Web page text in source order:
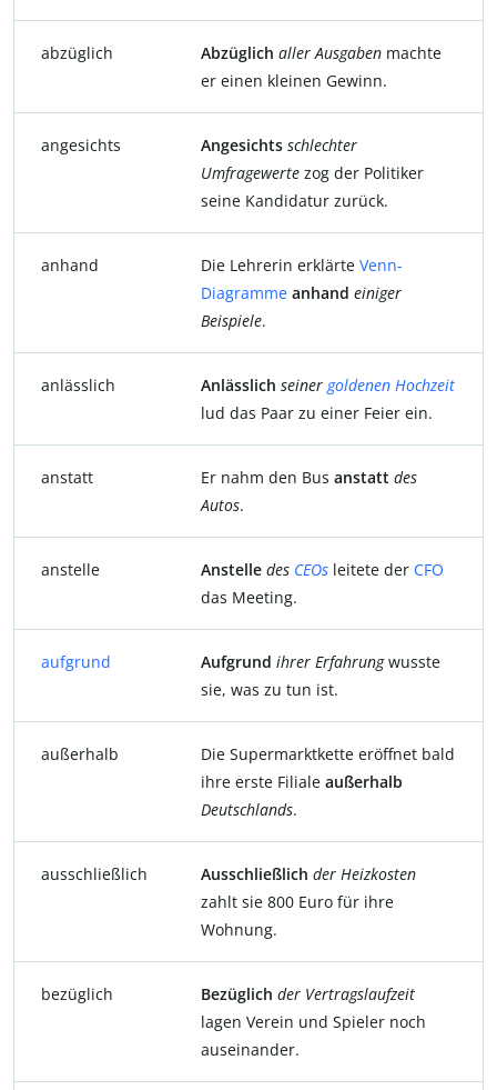
abzüglich Abzüglich aller Ausgaben machte
er einen kleinen Gewinn.
angesichts Angesichts schlechter
Umfragewerte zog der Politiker
seine Kandidatur zurück.
anhand Die Lehrerin erklärte Venn-
Diagramme anhand einiger
Beispiele.
anlässlich Anlässlich seiner goldenen Hochzeit
lud das Paar zu einer Feier ein.
anstatt Er nahm den Bus anstatt des
Autos.
anstelle Anstelle des CEOs leitete der CFO
das Meeting.
aufgrund Aufgrund ihrer Erfahrungwusste
sie, was zu tun ist.
außerhalb
Die Supermarktkette eröffnet bald
ihre erste Filiale außerhalb
Deutschlands.
ausschließlich Ausschließlich der Heizkosten
zahlt sie 800 Euro für ihre
Wohnung.
bezüglich Bezüglich der Vertragslaufzeit
lagen Verein und Spieler noch
auseinander.